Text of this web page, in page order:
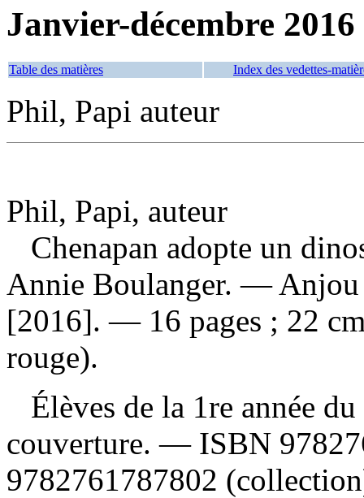
Janvier-décembre 2016
Table des matières Index des vedettes-
Phil, Papi auteur
Phil, Papi, auteur
Chenapan adopte un
Annie Boulanger. — Anjou
[2016]. — 16 pages ; 22
rouge).
Élèves de la 1re année
couverture. — ISBN
9782761787802